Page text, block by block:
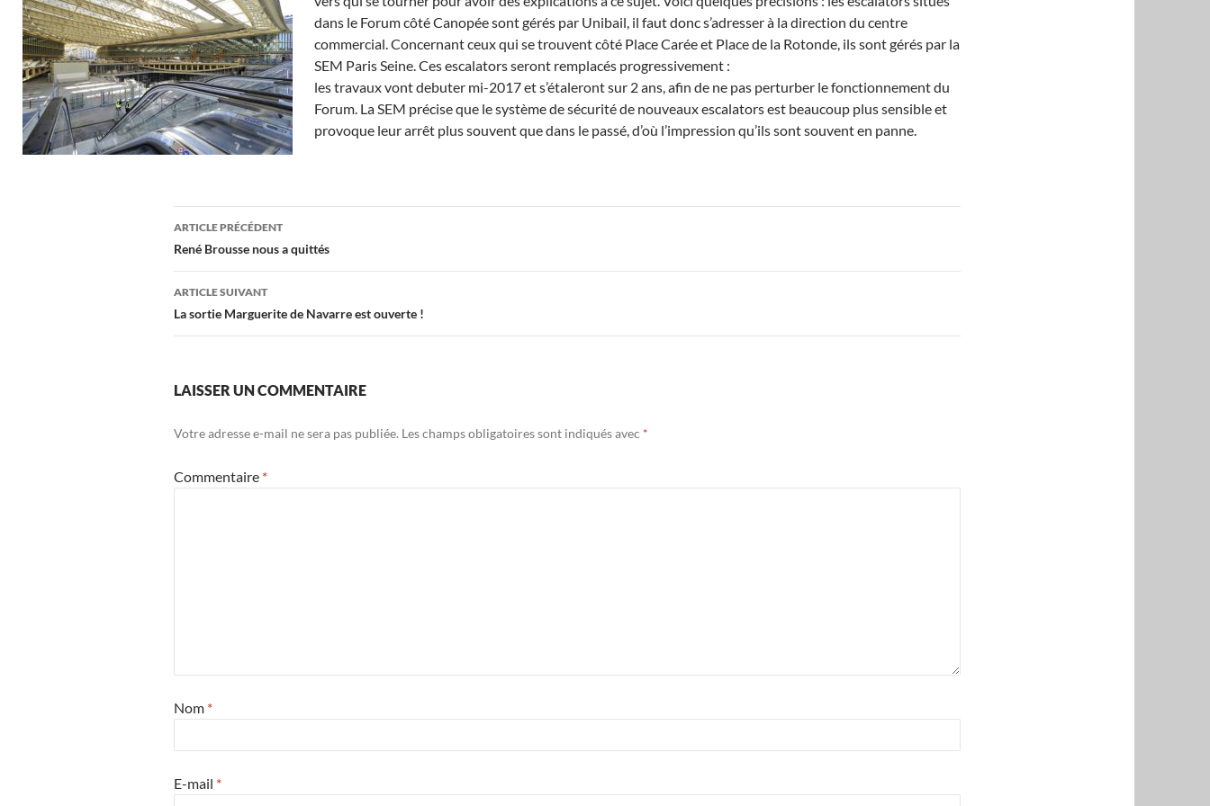
dans le Forum côté Canopée sont gérés par Unibail, il faut donc s’adresser à la direction du centre
commercial. Concernant ceux qui se trouvent côté Place Carée et Place de la Rotonde, ils sont gérés par la
SEM Paris Seine. Ces escalators seront remplacés progressivement :
les travaux vont debuter mi-2017 et s’étaleront sur 2 ans, afin de ne pas perturber le fonctionnement du
Forum. La SEM précise que le système de sécurité de nouveaux escalators est beaucoup plus sensible et
provoque leur arrêt plus souvent que dans le passé, d’où l’impression qu’ils sont souvent en panne.
Navigation
des
articles
ARTICLE PRÉCÉDENT
René Brousse nous a quittés
ARTICLE SUIVANT
La sortie Marguerite de Navarre est ouverte !
LAISSER UN COMMENTAIRE
Votre adresse e-mail ne sera pas publiée. Les champs obligatoires sont indiqués avec *
Commentaire *
Nom *
E-mail *